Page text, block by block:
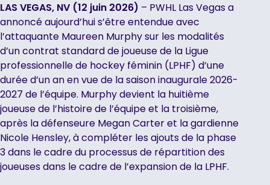
LAS VEGAS, NV (12 juin 2026) – PWHL Las Vegas a
annoncé aujourd’hui s’être entendue avec
l’attaquante Maureen Murphy sur les modalités
d’un contrat standard de joueuse de la Ligue
professionnelle de hockey féminin (LPHF) d’une
durée d’un an en vue de la saison inaugurale 2026-
2027 de l’équipe. Murphy devient la huitième
joueuse de l’histoire de l’équipe et la troisième,
après la défenseure Megan Carter et la gardienne
Nicole Hensley, à compléter les ajouts de la phase
3 dans le cadre du processus de répartition des
joueuses dans le cadre de l’expansion de la LPHF.